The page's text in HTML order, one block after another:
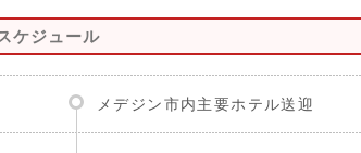
ケジュール
メデジン市内主要ホテル送迎